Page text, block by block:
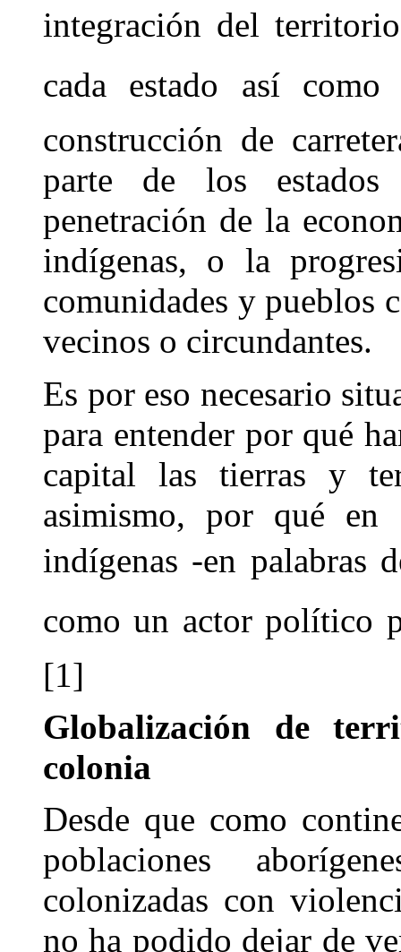
integración del
cada estado así como
construcción de
parte de los
penetración de la
indígenas, o la
comunidades y pueblos
vecinos o circundantes.
Es por eso necesario
para entender por qué
capital las tierras y
asimismo, por qué en
indígenas -en palabras
como un actor político
[1]
Globalización de
colonia
Desde que como
poblaciones
colonizadas con
no ha podido dejar de